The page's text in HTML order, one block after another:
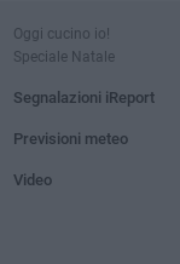
Oggi cucino io!
Speciale Natale
Segnalazioni iReport
Previsioni meteo
Video